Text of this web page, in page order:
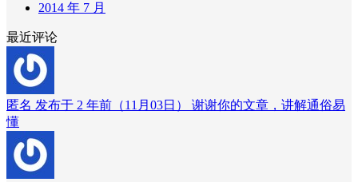
2014 年 7 月
最近评论
匿名 发布于 2 年前（11月03日）
谢谢你的文章，讲解通俗易
懂